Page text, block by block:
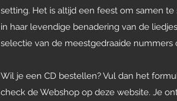
setting. Het is altijd een feest om samen
in haar levendige benadering van de
selectie van de meestgedraaide nummers
Wil je een CD bestellen? Vul dan het
check de Webshop op deze website. Je